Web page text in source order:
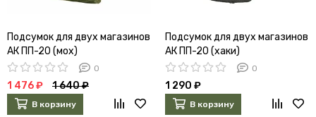
Подсумок для двух магазинов
АК ПП-20 (мох)
0
1 476 ₽ 1 640 ₽
В корзину
Подсумок для двух магазинов
АК ПП-20 (хаки)
0
1 290 ₽
В корзину